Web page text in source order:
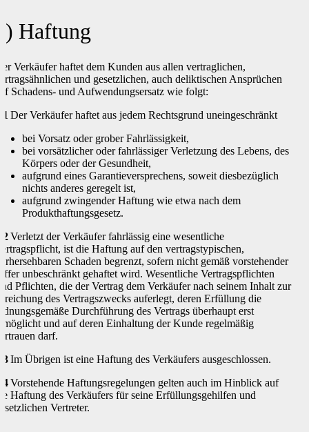
Haftung
Verkäufer haftet dem Kunden aus allen vertraglichen,
und gesetzlichen, auch deliktischen Ansprüchen
Schadens- und Aufwendungsersatz wie folgt:
Der Verkäufer haftet aus jedem Rechtsgrund uneingeschränkt
bei Vorsatz oder grober Fahrlässigkeit,
bei vorsätzlicher oder fahrlässiger Verletzung des Lebens, des
Körpers oder der Gesundheit,
aufgrund eines Garantieversprechens, soweit diesbezüglich
nichts anderes geregelt ist,
aufgrund zwingender Haftung wie etwa nach dem
Produkthaftungsgesetz.
Verletzt der Verkäufer fahrlässig eine wesentliche
ist die Haftung auf den vertragstypischen,
Schaden begrenzt, sofern nicht gemäß vorstehender
unbeschränkt gehaftet wird. Wesentliche Vertragspflichten
Pflichten, die der Vertrag dem Verkäufer nach seinem Inhalt zur
des Vertragszwecks auferlegt, deren Erfüllung die
Durchführung des Vertrags überhaupt erst
und auf deren Einhaltung der Kunde regelmäßig
darf.
Im Übrigen ist eine Haftung des Verkäufers ausgeschlossen.
Vorstehende Haftungsregelungen gelten auch im Hinblick auf
Haftung des Verkäufers für seine Erfüllungsgehilfen und
Vertreter.